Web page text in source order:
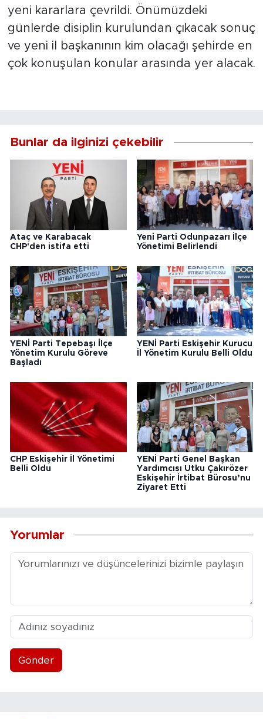
yeni kararlara çevrildi. Önümüzdeki
günlerde disiplin kurulundan çıkacak sonuç
ve yeni il başkanının kim olacağı şehirde en
çok konuşulan konular arasında yer alacak.
Bunlar da ilginizi çekebilir
Ataç ve Karabacak
CHP'den istifa etti
Yeni Parti Odunpazarı İlçe
Yönetimi Belirlendi
YENİ Parti Tepebaşı İlçe
Yönetim Kurulu Göreve
Başladı
YENİ Parti Eskişehir Kurucu
İl Yönetim Kurulu Belli Oldu
CHP Eskişehir İl Yönetimi
Belli Oldu
YENİ Parti Genel Başkan
Yardımcısı Utku Çakırözer
Eskişehir İrtibat Bürosu’nu
Ziyaret Etti
Yorumlar
Gönder